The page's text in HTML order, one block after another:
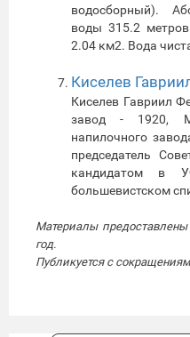
водосборный).
воды 315.2
2.04 км2. Вода
Киселев
Киселев Гавриил
завод - 1920,
напилочного
председатель
кандидатом в
большевистском
Материалы
год.
Публикуется с